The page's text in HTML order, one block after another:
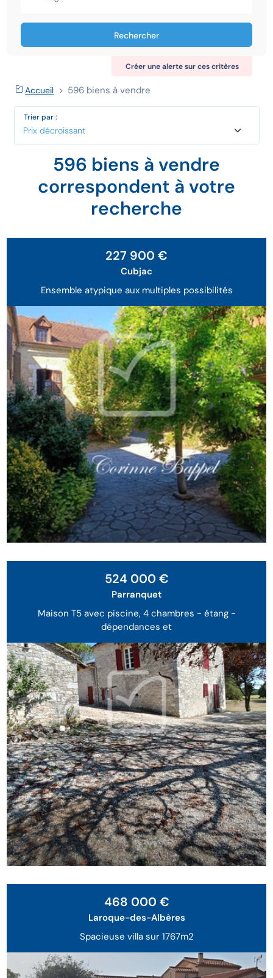
Rechercher
Créer une alerte sur ces critères
Accueil 596 biens à vendre
Trier par :
596 biens à vendre
correspondent à votre
recherche
Ensemble atypique aux multiples possibilités
227 900 €
Cubjac
Maison T5 avec piscine, 4 chambres - étang -
dépendances et
524 000 €
Parranquet
Spacieuse villa sur 1767m2
468 000 €
Laroque-des-Albères